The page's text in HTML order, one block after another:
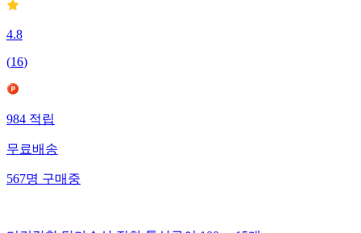
4.8
(16)
984적립
무료배송
567명구매중